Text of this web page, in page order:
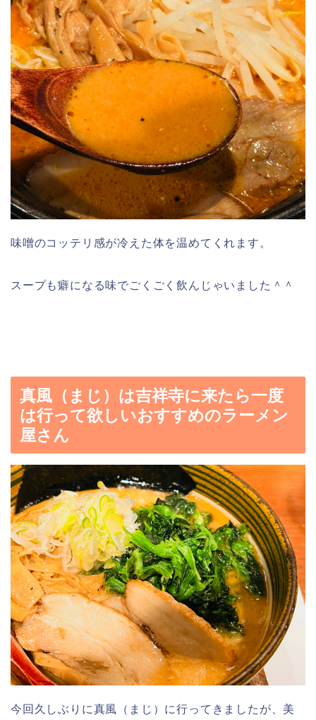
味噌のコッテリ感が冷えた体を温めてくれます。
スープも癖になる味でごくごく飲んじゃいました＾＾
真風（まじ）は吉祥寺に来たら一度
は行って欲しいおすすめのラーメン
屋さん
今回久しぶりに真風（まじ）に行ってきましたが、美